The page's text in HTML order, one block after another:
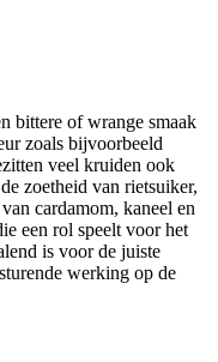
bittere of wrange smaak
zoals bijvoorbeeld
veel kruiden ook
zoetheid van rietsuiker,
cardamom, kaneel en
een rol speelt voor het
is voor de juiste
werking op de